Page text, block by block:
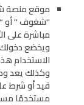
موقع منصة
"شغوف " أو
مباشرة على
ويخضع
الاستخدام
وكذلك يعد
قيد أو شرط
مستخدمًا